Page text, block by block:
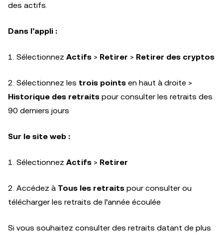
des actifs.
Dans l’appli :
1. Sélectionnez Actifs > Retirer > Retirer des cryptos
2. Sélectionnez les trois points en haut à droite >
Historique des retraits pour consulter les retraits des
90 derniers jours
Sur le site web :
1. Sélectionnez Actifs > Retirer
2. Accédez à Tous les retraits pour consulter ou
télécharger les retraits de l’année écoulée
Si vous souhaitez consulter des retraits datant de plus